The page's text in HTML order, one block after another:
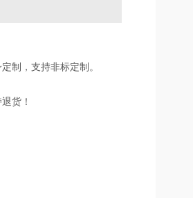
制，支持非标定制。
货！